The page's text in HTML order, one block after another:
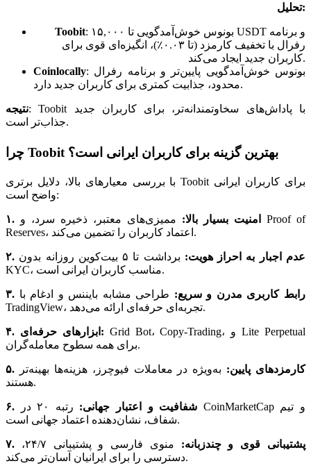
تحلیل:
Toobit: بونوس خوش‌آمدگویی تا ۱۵,۰۰۰ USDT و برنامه
رفرال با تخفیف کارمزد (تا ۰.۰۳٪)، انگیزه‌ای قوی برای
کاربران جدید ایجاد می‌کند.
Coinlocally:
محدود، جذابیت کمتری برای کاربران جدید دارد.
نتیجه:Toobit با پاداش‌های سخاوتمندانه‌تر، برای کاربران جدید
جذاب‌تر است.
چرا Toobit بهترین گزینه برای کاربران ایرانی است؟
با بررسی معیارهای بالا، دلایل برتری Toobit برای کاربران ایرانی
واضح است:
۱. امنیت بسیار بالا: ممیزی‌های معتبر، ذخیره سرد، و Proof of
Reserves، اعتماد کاربران را تضمین می‌کند.
۲. عدم اجبار به احراز هویت:
برداشت تا ۵ بیت‌کوین روزانه بدون
KYC، مناسب کاربران ایرانی است.
۳. رابط کاربری مدرن و سریع: طراحی مشابه بایننس و ادغام با
TradingView، تجربه‌ای حرفه‌ای ارائه می‌دهد.
۴. ابزار‌های حرفه‌ای: Grid Bot، Copy-Trading، و Lite Perpetual
برای همه سطوح معامله‌گران.
۵. کارمزد‌های پایین: به‌ویژه در معاملات فیوچرز، هزینه‌ها بهینه‌تر
هستند.
۶. شفافیت و اعتبار جهانی:
رتبه ۲۰ در CoinMarketCap و تیم
شفاف، نشان‌دهنده اعتماد جهانی است.
۷. پشتیبانی قوی و چندزبانه:
منوی فارسی و پشتیبانی ۲۴/۷،
دسترسی را برای ایرانیان آسان‌تر می‌کند.